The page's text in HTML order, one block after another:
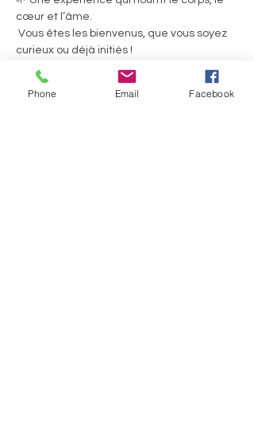
cœur et l’âme.
Vous êtes les bienvenus, que vous soyez
curieux ou déjà initiés !
20euros la séance
60euros pour l'abonnement aux 4 dates
(1xmois)
Phone Email Facebook